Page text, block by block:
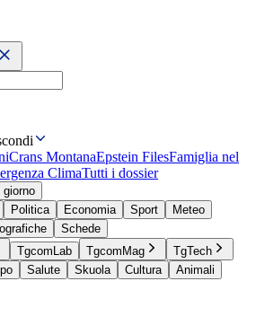
Crans MontanaEpstein FilesFamiglia nel
ClimaTutti i dossier
Politica Economia Sport
Meteo
Schede
TgcomLab TgcomMag
TgTech
Salute Skuola Cultura
Animali